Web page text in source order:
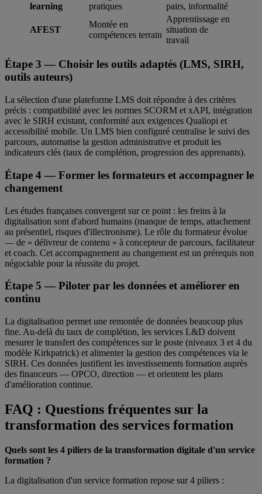
learning
pratiques
pairs, informalité
AFEST
Montée en
compétences terrain
Apprentissage en
situation de
travail
Étape 3 — Choisir les outils adaptés (LMS, SIRH,
outils auteurs)
La sélection d'une plateforme LMS doit répondre à des critères
précis : compatibilité avec les normes SCORM et xAPI, intégration
avec le SIRH existant, conformité aux exigences Qualiopi et
accessibilité mobile. Un LMS bien configuré centralise le suivi des
parcours, automatise la gestion administrative et produit les
indicateurs clés (taux de complétion, progression des apprenants).
Étape 4 — Former les formateurs et accompagner le
changement
Les études françaises convergent sur ce point : les freins à la
digitalisation sont d'abord humains (manque de temps, attachement
au présentiel, risques d'illectronisme). Le rôle du formateur évolue
— de « délivreur de contenu » à concepteur de parcours, facilitateur
et coach. Cet accompagnement au changement est un prérequis non
négociable pour la réussite du projet.
Étape 5 — Piloter par les données et améliorer en
continu
La digitalisation permet une remontée de données beaucoup plus
fine. Au-delà du taux de complétion, les services L&D doivent
mesurer le transfert des compétences sur le poste (niveaux 3 et 4 du
modèle Kirkpatrick) et alimenter la gestion des compétences via le
SIRH. Ces données justifient les investissements formation auprès
des financeurs — OPCO, direction — et orientent les plans
d'amélioration continue.
FAQ : Questions fréquentes sur la
transformation des services formation
Quels sont les 4 piliers de la transformation digitale d'un service
formation ?
La digitalisation d'un service formation repose sur 4 piliers :